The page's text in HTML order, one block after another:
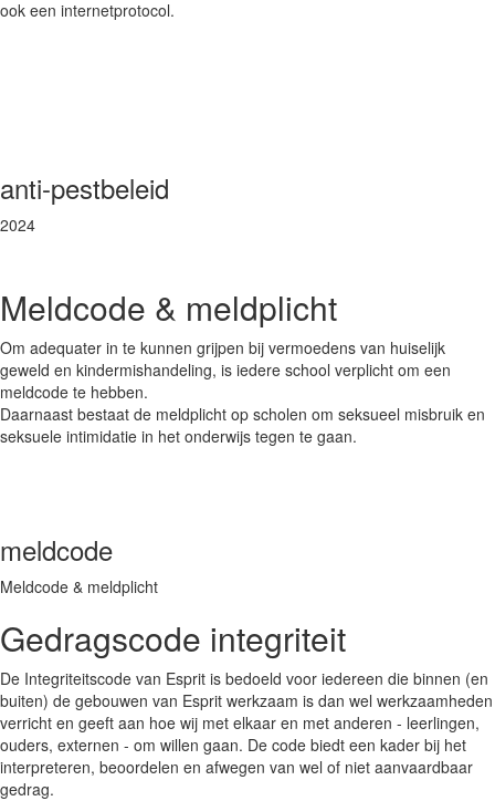
ook een internetprotocol.
anti-pestbeleid
2024
Meldcode & meldplicht
Om adequater in te kunnen grijpen bij vermoedens van huiselijk
geweld en kindermishandeling, is iedere school verplicht om een
meldcode te hebben.
Daarnaast bestaat de meldplicht op scholen om seksueel misbruik en
seksuele intimidatie in het onderwijs tegen te gaan.
meldcode
Meldcode & meldplicht
Gedragscode integriteit
De Integriteitscode van Esprit is bedoeld voor iedereen die binnen (en
buiten) de gebouwen van Esprit werkzaam is dan wel werkzaamheden
verricht en geeft aan hoe wij met elkaar en met anderen - leerlingen,
ouders, externen - om willen gaan. De code biedt een kader bij het
interpreteren, beoordelen en afwegen van wel of niet aanvaardbaar
gedrag.